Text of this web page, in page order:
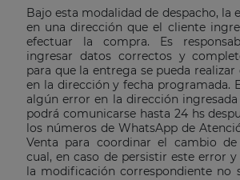
Bajo esta modalidad de despacho, la
en una dirección que el cliente
efectuar la compra. Es
ingresar datos correctos y
para que la entrega se pueda
en la dirección y fecha programada.
algún error en la dirección
podrá comunicarse hasta 24 hs
los números de WhatsApp de
Venta para coordinar el cambio
cual, en caso de persistir este error
la modificación correspondiente no